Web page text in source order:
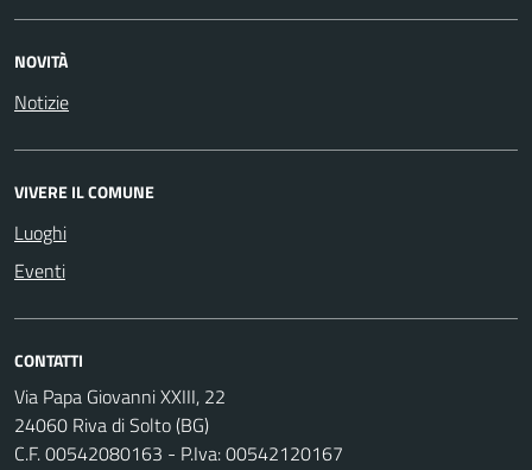
NOVITÀ
Notizie
VIVERE IL COMUNE
Luoghi
Eventi
CONTATTI
Via Papa Giovanni XXIII, 22
24060 Riva di Solto (BG)
C.F. 00542080163 - P.Iva: 00542120167